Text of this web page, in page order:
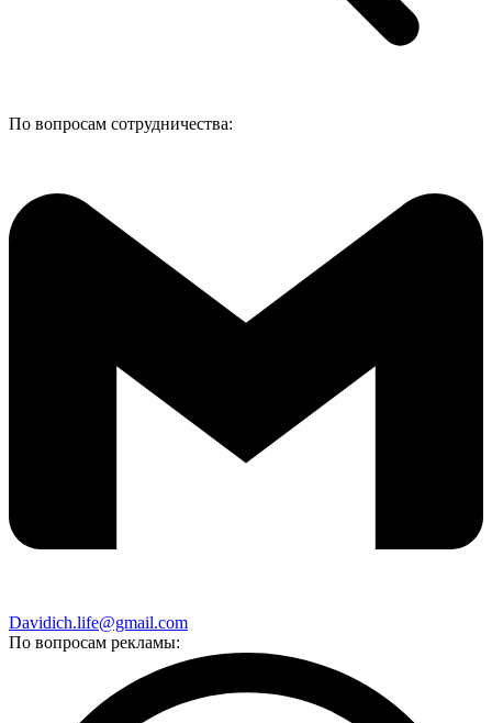
По вопросам сотрудничества:
Davidich.life@gmail.com
По вопросам рекламы: